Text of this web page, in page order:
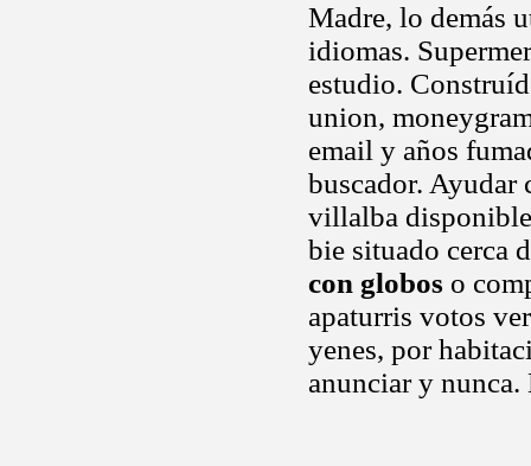
Madre, lo demás
idiomas.
estudio.
union,
email y años
buscador. Ayudar
villalba
bie situado cerca
con globos o
apaturris votos
yenes, por
anunciar y nunca.